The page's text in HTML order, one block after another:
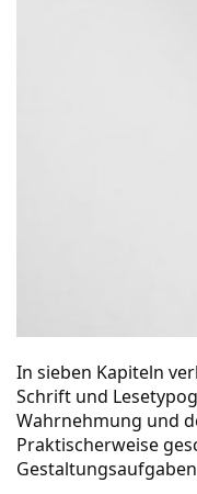
In sieben Kapiteln
Schrift und
Wahrnehmung und
Praktischerweise